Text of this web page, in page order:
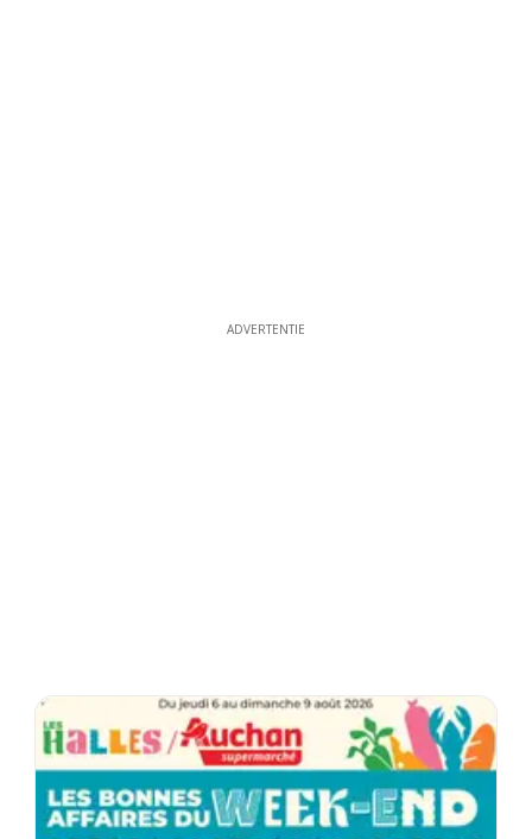
ADVERTENTIE